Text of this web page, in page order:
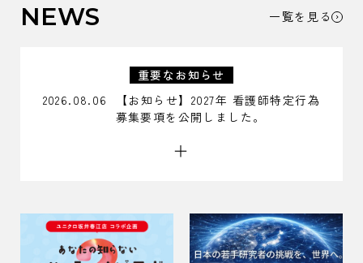
看護学専攻
就職状況
採用担当者の方
NEWS 一覧を見る
重要なお知らせ
2026.08.06
【お知らせ】2027年 看護師特定行為
募集要項を公開しました。
＋